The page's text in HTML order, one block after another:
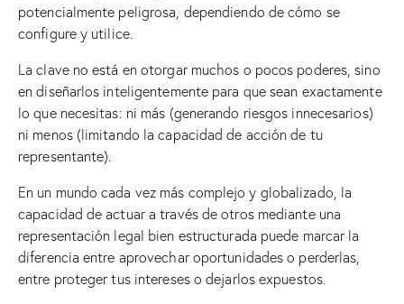
potencialmente peligrosa, dependiendo de cómo se
configure y utilice.
La clave no está en otorgar muchos o pocos poderes, sino
en diseñarlos inteligentemente para que sean exactamente
lo que necesitas: ni más (generando riesgos innecesarios)
ni menos (limitando la capacidad de acción de tu
representante).
En un mundo cada vez más complejo y globalizado, la
capacidad de actuar a través de otros mediante una
representación legal bien estructurada puede marcar la
diferencia entre aprovechar oportunidades o perderlas,
entre proteger tus intereses o dejarlos expuestos.